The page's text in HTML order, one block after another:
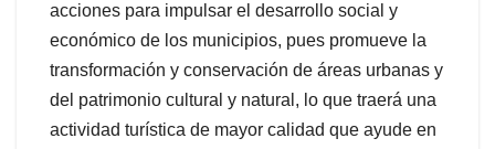
acciones para impulsar el desarrollo social y
económico de los municipios, pues promueve la
transformación y conservación de áreas urbanas y
del patrimonio cultural y natural, lo que traerá una
actividad turística de mayor calidad que ayude en